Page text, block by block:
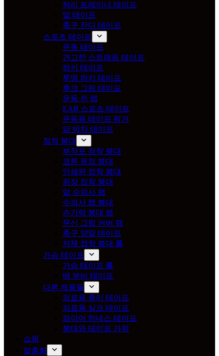
허리 트레이너 테이프
말 테이프
축구 잔디 테이프
스포츠 테이프
운동 테이프
견고한 스트래핑 테이프
하키 테이프
투명 하키 테이프
후크 그립 테이프
운동 전 랩
EAB 스포츠 테이프
운동용 테이프 핑거
닭 박차 테이프
점착 붕대
부직포 점착 붕대
코튼 응집 붕대
인쇄된 접착 붕대
위장 접착 붕대
말 수의사 랩
수의사 랩 붕대
손가락 붕대 랩
문신 그립 커버 랩
축구 양말 테이프
자체 접착 붕대 롤
가슴 테이프
가슴 테이프 롤
배 부비 테이프
다른 제품들
의료용 종이 테이프
의료용 실크 테이프
와이어 하네스 테이프
붕대와 테이프 가위
쇼핑
맞춤화